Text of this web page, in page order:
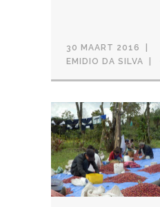
30 MAART 2016
EMIDIO DA SILVA